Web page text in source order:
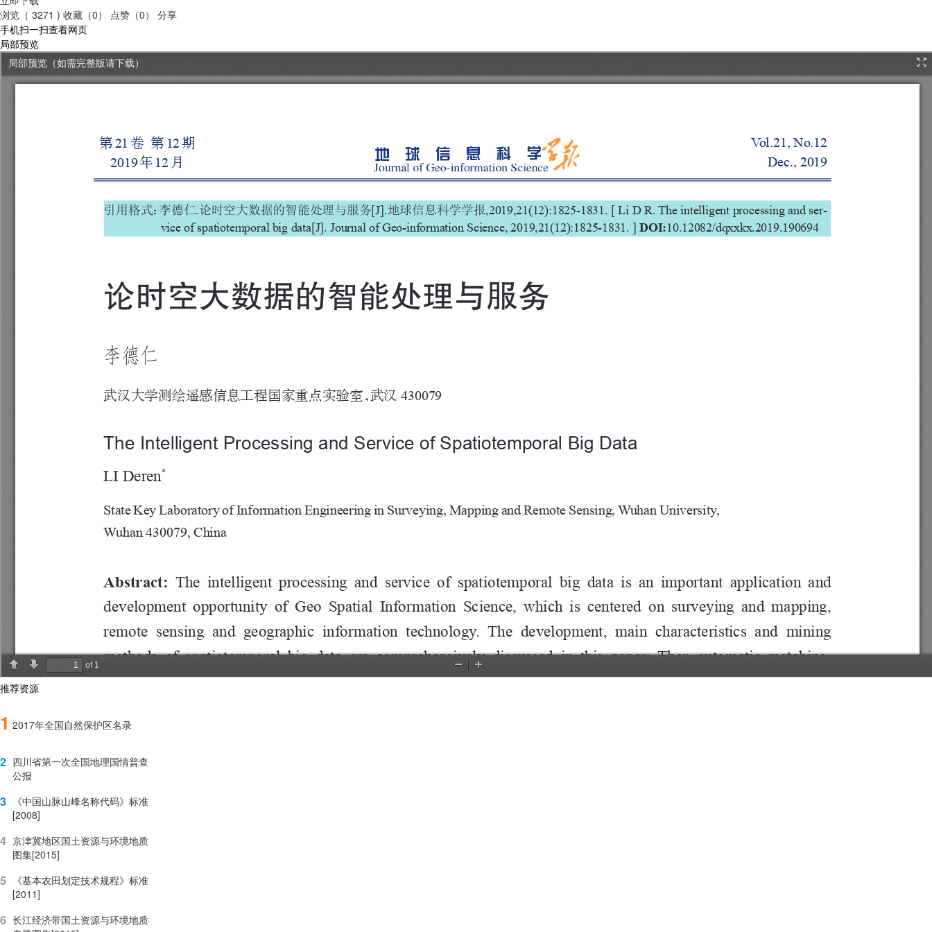
浏览（ 3271 ) 收藏（0） 点赞（0）
分享
手机扫一扫查看网页
局部预览
推荐资源
1 2017年全国自然保护区名录
2 四川省第一次全国地理国情普查
公报
3
《中国山脉山峰名称代码》标准
[2008]
4 京津冀地区国土资源与环境地质
图集[2015]
5
《基本农田划定技术规程》标准
[2011]
6 长江经济带国土资源与环境地质